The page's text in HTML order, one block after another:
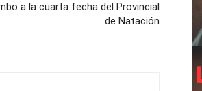
a la cuarta fecha del Provincial
de Natación